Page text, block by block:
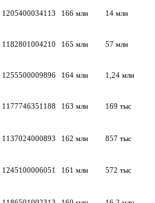
1205400034113 166 млн 14 млн
1182801004210 165 млн 57 млн
1255500009896 164 млн 1,24 млн
1177746351188 163 млн 169 тыс
1137024000893 162 млн 857 тыс
1245100006051 161 млн 572 тыс